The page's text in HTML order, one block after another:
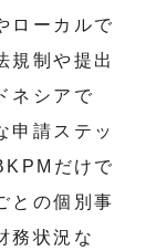
ローカルで
規制や提出
ネシアで
申請ステッ
だけで
との個別事
務状況な